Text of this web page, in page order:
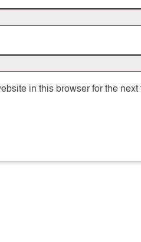
in this browser for the next